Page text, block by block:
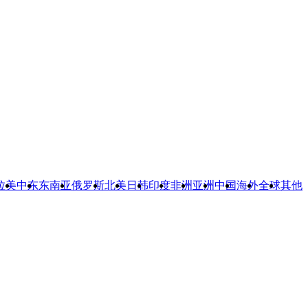
美中东东南亚俄罗斯北美 日韩印度非洲 亚洲中国海外全球其他